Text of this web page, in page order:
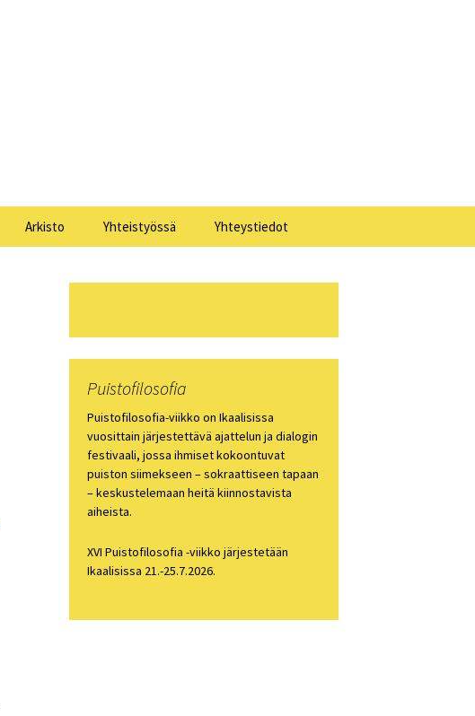
Arkisto
Puistofilosofia 2022
Puistofilosofia 2021
Puistofilosofiapäivä 2020
Puistofilosofia 2019
Puistofilosofia 2018
Yhteistyössä Yhteystiedot
Puistofilosofia
Puistofilosofia-viikko on Ikaalisissa
vuosittain järjestettävä ajattelun ja dialogin
festivaali, jossa ihmiset kokoontuvat
puiston siimekseen – sokraattiseen tapaan
– keskustelemaan heitä kiinnostavista
aiheista.
XVI Puistofilosofia -viikko järjestetään
Ikaalisissa 21.-25.7.2026.